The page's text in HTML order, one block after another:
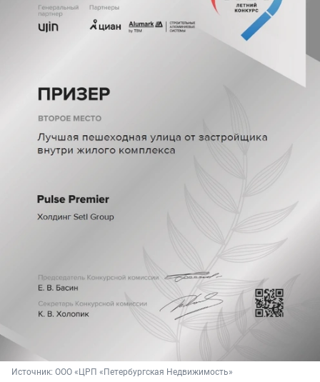
Источник: ООО «ЦРП «Петербургская Недвижимость»